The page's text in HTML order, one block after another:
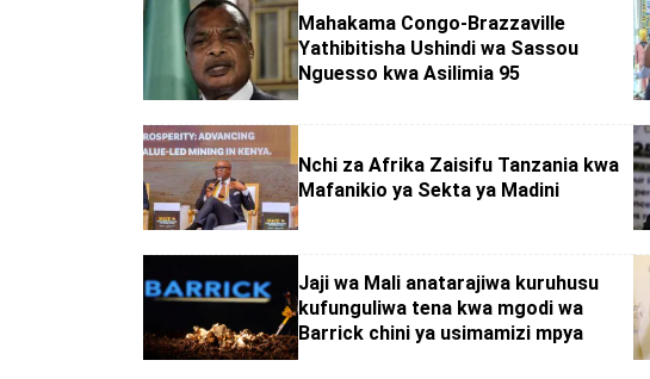
Mahakama Congo-Brazzaville
Yathibitisha Ushindi wa Sassou
Nguesso kwa Asilimia 95
Nchi za Afrika Zaisifu Tanzania kwa
Mafanikio ya Sekta ya Madini
Jaji wa Mali anatarajiwa kuruhusu
kufunguliwa tena kwa mgodi wa
Barrick chini ya usimamizi mpya